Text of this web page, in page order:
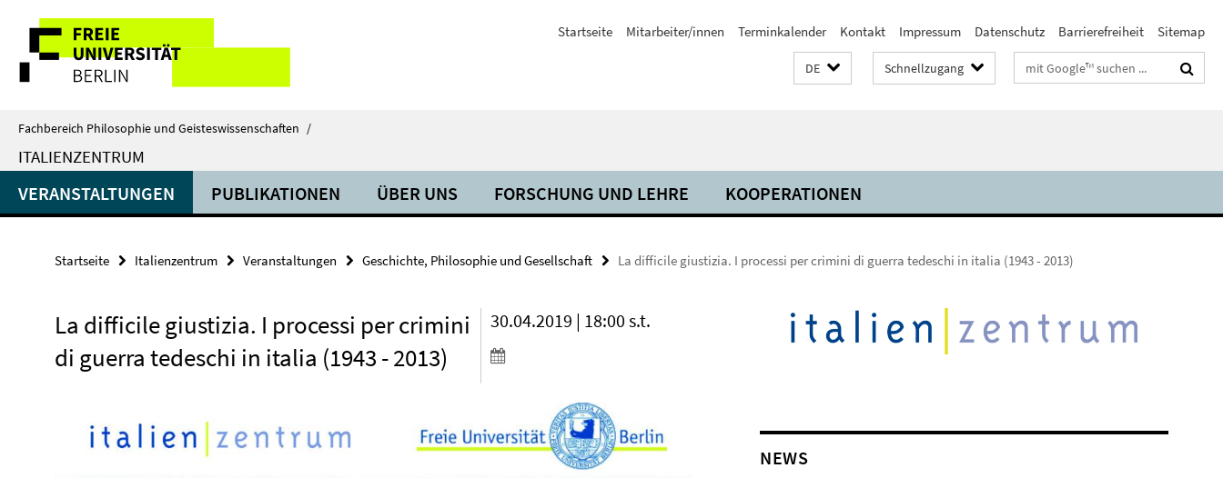
direkt
Inhalt
Service-
Navigation
Startseite Mitarbeiter/innen Terminkalender Kontakt Impressum Datenschutz Barrierefreiheit Sitemap
DE Schnellzugang Suchbegriffe
Fachbereich Philosophie und Geisteswissenschaften /
ITALIENZENTRUM
VERANSTALTUNGEN PUBLIKATIONEN ÜBER UNS FORSCHUNG UND LEHRE KOOPERATIONEN
Startseite Italienzentrum Veranstaltungen Geschichte, Philosophie und Gesellschaft La difficile giustizia. I processi per crimini di guerra tedeschi in italia (1943 - 2013)
La difficile giustizia. I processi per crimini
di guerra tedeschi in italia (1943 - 2013)
30.04.2019 | 18:00 s.t.
NEWS